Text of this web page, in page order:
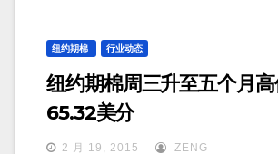
纽约期棉 行业动态
纽约期棉周三升至五个月
65.32美分
2 月 19, 2015 ZENG